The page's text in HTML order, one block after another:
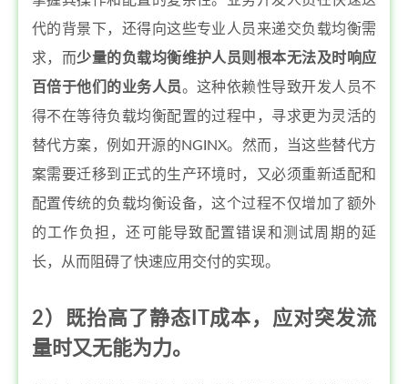
代的背景下，还得向这些专业人员来递交负载均衡需
求，而少量的负载均衡维护人员则根本无法及时响应
百倍于他们的业务人员。这种依赖性导致开发人员不
得不在等待负载均衡配置的过程中，寻求更为灵活的
替代方案，例如开源的NGINX。然而，当这些替代方
案需要迁移到正式的生产环境时，又必须重新适配和
配置传统的负载均衡设备，这个过程不仅增加了额外
的工作负担，还可能导致配置错误和测试周期的延
长，从而阻碍了快速应用交付的实现。
2）既抬高了静态IT成本，应对突发流
量时又无能为力。